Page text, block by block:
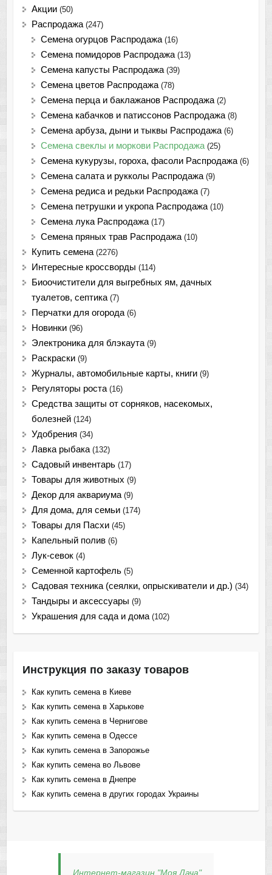
Акции (50)
Распродажа (247)
Семена огурцов Распродажа (16)
Семена помидоров Распродажа (13)
Семена капусты Распродажа (39)
Семена цветов Распродажа (78)
Семена перца и баклажанов Распродажа (2)
Семена кабачков и патиссонов Распродажа (8)
Семена арбуза, дыни и тыквы Распродажа (6)
Семена свеклы и моркови Распродажа (25)
Семена кукурузы, гороха, фасоли Распродажа (6)
Семена салата и рукколы Распродажа (9)
Семена редиса и редьки Распродажа (7)
Семена петрушки и укропа Распродажа (10)
Семена лука Распродажа (17)
Семена пряных трав Распродажа (10)
Купить семена (2276)
Интересные кроссворды (114)
Биоочистители для выгребных ям, дачных
туалетов, септика (7)
Перчатки для огорода (6)
Новинки (96)
Электроника для блэкаута (9)
Раскраски (9)
Журналы, автомобильные карты, книги (9)
Регуляторы роста (16)
Средства защиты от сорняков, насекомых,
болезней (124)
Удобрения (34)
Лавка рыбака (132)
Садовый инвентарь (17)
Товары для животных (9)
Декор для аквариума (9)
Для дома, для семьи (174)
Товары для Пасхи (45)
Капельный полив (6)
Лук-севок (4)
Семенной картофель (5)
Садовая техника (сеялки, опрыскиватели и др.) (34)
Тандыры и аксессуары (9)
Украшения для сада и дома (102)
Инструкция по заказу товаров
Как купить семена в Киеве
Как купить семена в Харькове
Как купить семена в Чернигове
Как купить семена в Одессе
Как купить семена в Запорожье
Как купить семена во Львове
Как купить семена в Днепре
Как купить семена в других городах Украины
Интернет-магазин "Моя Дача"